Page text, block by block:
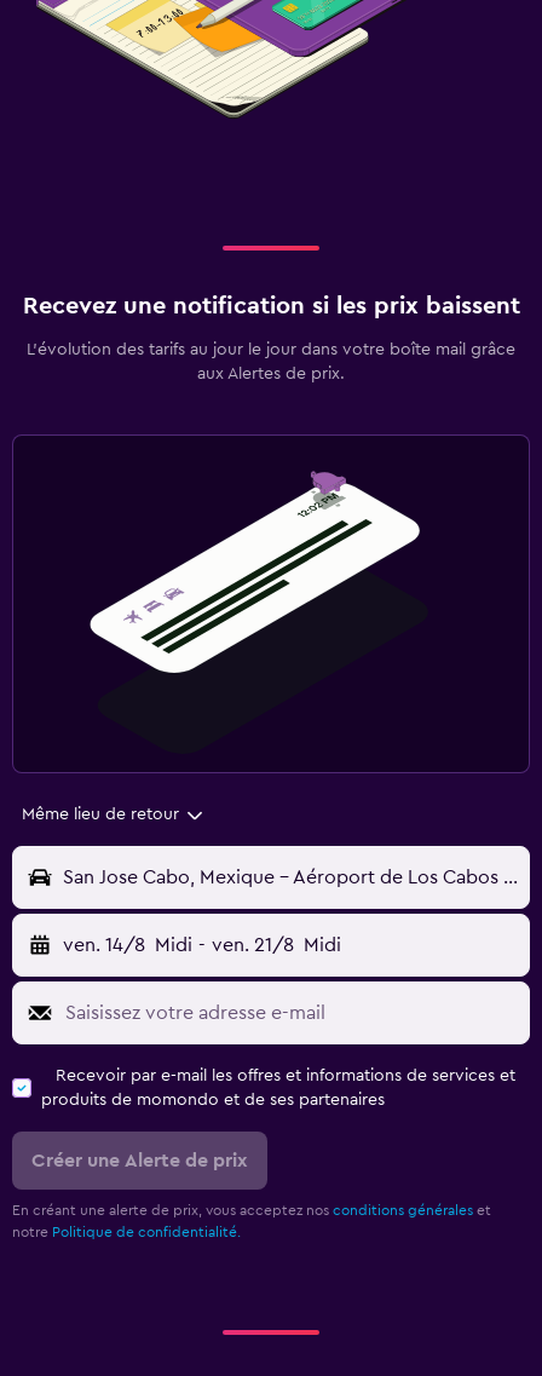
Recevez une notification si les prix baissent
L’évolution des tarifs au jour le jour dans votre boîte mail grâce
aux Alertes de prix.
Même lieu de retour
San Jose Cabo, Mexique - Aéroport de Los Cabos (San Jose del Cabo) (SJD)
ven. 14/8 Midi - ven. 21/8 Midi
Recevoir par e-mail les offres et informations de services et
produits de momondo et de ses partenaires
Créer une Alerte de prix
En créant une alerte de prix, vous acceptez nos conditions générales et
notre Politique de confidentialité.